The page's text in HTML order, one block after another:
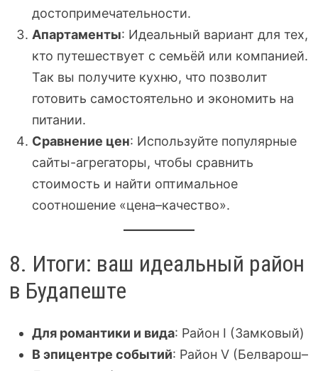
достопримечательности.
Апартаменты: Идеальный вариант для тех,
кто путешествует с семьёй или компанией.
Так вы получите кухню, что позволит
готовить самостоятельно и экономить на
питании.
Сравнение цен: Используйте популярные
сайты-агрегаторы, чтобы сравнить
стоимость и найти оптимальное
соотношение «цена–качество».
8. Итоги: ваш идеальный район
в Будапеште
Для романтики и вида: Район I (Замковый)
В эпицентре событий: Район V (Белварош–